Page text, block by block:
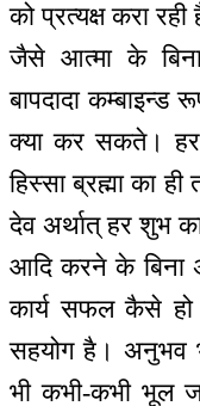
को प्रत्यक्ष करा
जैसे आत्मा के
बापदादा
क्या कर सकते। हर
हिस्सा ब्रह्मा का
देव अर्थात् हर शुभ
आदि करने के बिना
कार्य सफल कैसे हो
सहयोग है। अनुभव
भी कभी-कभी भूल